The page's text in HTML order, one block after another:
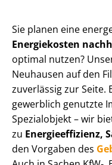
Sie planen eine
Energiekosten
optimal nutzen?
Neuhausen auf den
zuverlässig zur Seite.
gewerblich genutzte
Spezialobjekt – wir
zu En­er­gie­ef­fi­zi­enz,
den Vorgaben des